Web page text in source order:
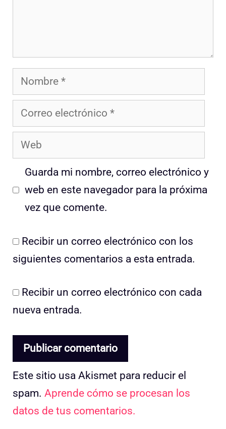
Nombre
Correo
electrónico
Web
Guarda mi nombre, correo electrónico y
web en este navegador para la próxima
vez que comente.
Recibir un correo electrónico con los
siguientes comentarios a esta entrada.
Recibir un correo electrónico con cada
nueva entrada.
Este sitio usa Akismet para reducir el
spam. Aprende cómo se procesan los
datos de tus comentarios.